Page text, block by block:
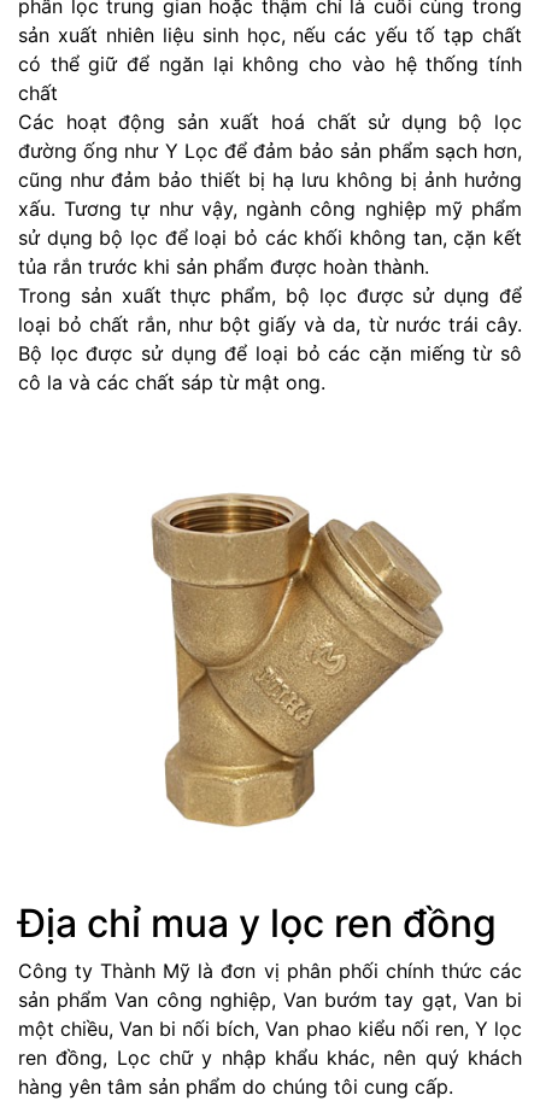
phần lọc trung gian hoặc thậm chí là cuối cùng trong
sản xuất nhiên liệu sinh học, nếu các yếu tố tạp chất
có thể giữ để ngăn lại không cho vào hệ thống tính
chất
Các hoạt động sản xuất hoá chất sử dụng bộ lọc
đường ống như Y Lọc để đảm bảo sản phẩm sạch hơn,
cũng như đảm bảo thiết bị hạ lưu không bị ảnh hưởng
xấu. Tương tự như vậy, ngành công nghiệp mỹ phẩm
sử dụng bộ lọc để loại bỏ các khối không tan, cặn kết
tủa rắn trước khi sản phẩm được hoàn thành.
Trong sản xuất thực phẩm, bộ lọc được sử dụng để
loại bỏ chất rắn, như bột giấy và da, từ nước trái cây.
Bộ lọc được sử dụng để loại bỏ các cặn miếng từ sô
cô la và các chất sáp từ mật ong.
Địa chỉ mua y lọc ren đồng
Công ty Thành Mỹ là đơn vị phân phối chính thức các
sản phẩm Van công nghiệp, Van bướm tay gạt, Van bi
một chiều, Van bi nối bích, Van phao kiểu nối ren, Y lọc
ren đồng, Lọc chữ y nhập khẩu khác, nên quý khách
hàng yên tâm sản phẩm do chúng tôi cung cấp.